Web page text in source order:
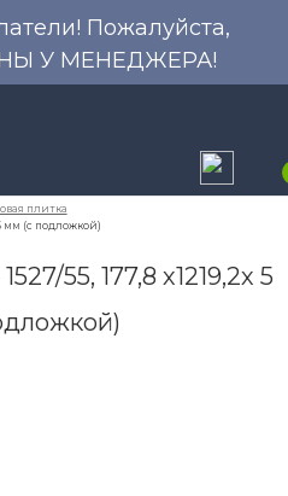
Пожалуйста,
У МЕНЕДЖЕРА!
ПВХ виниловая плитка
55, 177,8 х1219,2х 5